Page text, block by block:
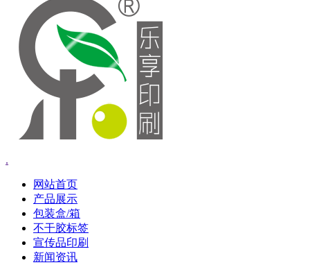
.
网站首页
产品展示
包装盒/箱
不干胶标签
宣传品印刷
新闻资讯